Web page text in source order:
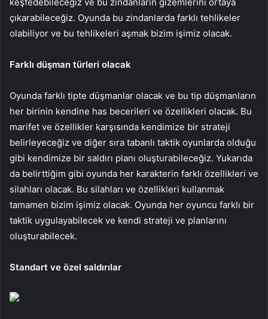
çıkarabileceğiz. Oyunda bu zindanlarda farklı tehlikeler
olabiliyor ve bu tehlikeleri aşmak bizim işimiz olacak.
Farklı düşman türleri olacak
Oyunda farklı tipte düşmanlar olacak ve bu tip düşmanların
her birinin kendine has becerileri ve özellikleri olacak. Bu
marifet ve özellikler karşısında kendimize bir strateji
belirleyeceğiz ve diğer sıra tabanlı taktik oyunlarda olduğu
gibi kendimize bir saldırı planı oluşturabileceğiz. Yukarıda
da belirttiğim gibi oyunda her karakterin farklı özellikleri ve
silahları olacak. Bu silahları ve özellikleri kullanmak
tamamen bizim işimiz olacak. Oyunda her oyuncu farklı bir
taktik uygulayabilecek ve kendi strateji ve planlarını
oluşturabilecek.
Standart ve özel saldırılar